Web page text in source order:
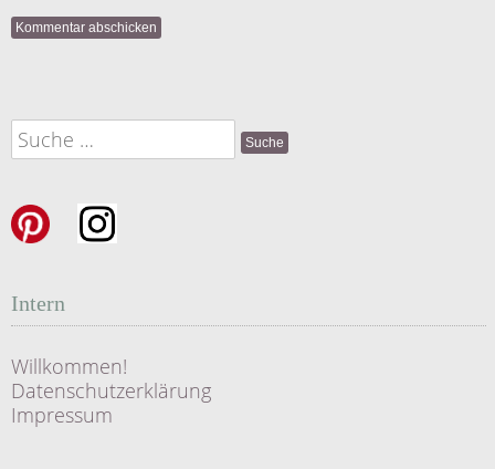
Suche
nach:
Intern
Willkommen!
Datenschutzerklärung
Impressum